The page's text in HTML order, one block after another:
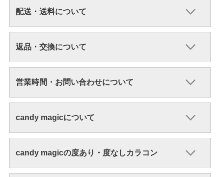
配送・送料について
返品・交換について
営業時間・お問い合わせについて
candy magicについて
candy magicの度あり・度なしカラコン